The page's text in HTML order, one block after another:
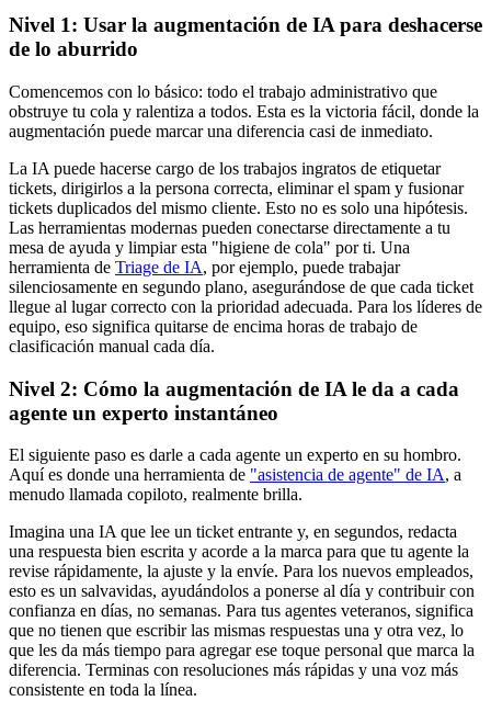
Nivel 1: Usar la augmentación de IA para deshacerse
de lo aburrido
Comencemos con lo básico: todo el trabajo administrativo que
obstruye tu cola y ralentiza a todos. Esta es la victoria fácil, donde la
augmentación puede marcar una diferencia casi de inmediato.
La IA puede hacerse cargo de los trabajos ingratos de etiquetar
tickets, dirigirlos a la persona correcta, eliminar el spam y fusionar
tickets duplicados del mismo cliente. Esto no es solo una hipótesis.
Las herramientas modernas pueden conectarse directamente a tu
mesa de ayuda y limpiar esta "higiene de cola" por ti. Una
herramienta de Triage de IA, por ejemplo, puede trabajar
silenciosamente en segundo plano, asegurándose de que cada ticket
llegue al lugar correcto con la prioridad adecuada. Para los líderes de
equipo, eso significa quitarse de encima horas de trabajo de
clasificación manual cada día.
Nivel 2: Cómo la augmentación de IA le da a cada
agente un experto instantáneo
El siguiente paso es darle a cada agente un experto en su hombro.
Aquí es donde una herramienta de "asistencia de agente" de IA, a
menudo llamada copiloto, realmente brilla.
Imagina una IA que lee un ticket entrante y, en segundos, redacta
una respuesta bien escrita y acorde a la marca para que tu agente la
revise rápidamente, la ajuste y la envíe. Para los nuevos empleados,
esto es un salvavidas, ayudándolos a ponerse al día y contribuir con
confianza en días, no semanas. Para tus agentes veteranos, significa
que no tienen que escribir las mismas respuestas una y otra vez, lo
que les da más tiempo para agregar ese toque personal que marca la
diferencia. Terminas con resoluciones más rápidas y una voz más
consistente en toda la línea.